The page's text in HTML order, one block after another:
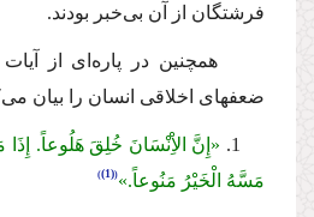
فرشتگان از آن بى‌خبر بودند.
همچنین در پاره‌اى از آیات
ضعفهاى اخلاقى انسان را بیان
1.
«إِنَّ الاِْنْسَانَ خُلِقَ هَلُوعاً.
مَسَّهُ الْخَیْرُ مَنُوعاً.» (1)